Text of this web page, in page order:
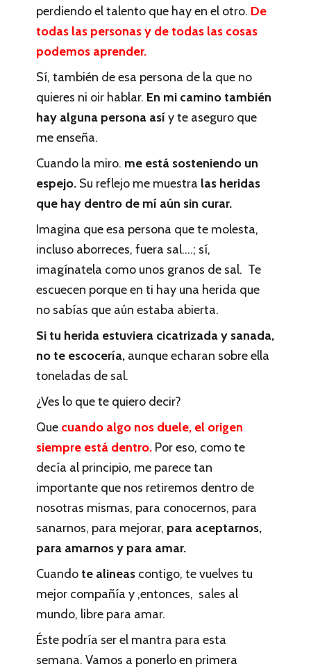
perdiendo el talento que hay en el otro. De
todas las personas y de todas las cosas
podemos aprender.
Sí, también de esa persona de la que no
quieres ni oir hablar. En mi camino también
hay alguna persona así y te aseguro que
me enseña.
Cuando la miro. me está sosteniendo un
espejo. Su reflejo me muestra las heridas
que hay dentro de mí aún sin curar.
Imagina que esa persona que te molesta,
incluso aborreces, fuera sal….; sí,
imagínatela como unos granos de sal. Te
escuecen porque en ti hay una herida que
no sabías que aún estaba abierta.
Si tu herida estuviera cicatrizada y sanada,
no te escocería, aunque echaran sobre ella
toneladas de sal.
¿Ves lo que te quiero decir?
Que cuando algo nos duele, el origen
siempre está dentro. Por eso, como te
decía al principio, me parece tan
importante que nos retiremos dentro de
nosotras mismas, para conocernos, para
sanarnos, para mejorar, para aceptarnos,
para amarnos y para amar.
Cuandote alineas contigo, te vuelves tu
mejor compañía y ,entonces, sales al
mundo, libre para amar.
Éste podría ser el mantra para esta
semana. Vamos a ponerlo en primera